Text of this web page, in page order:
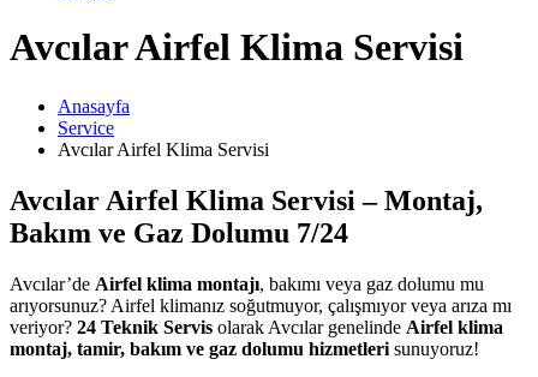
Avcılar Airfel Klima Servisi
Anasayfa
Service
Avcılar Airfel Klima Servisi
Avcılar Airfel Klima Servisi – Montaj,
Bakım ve Gaz Dolumu 7/24
Avcılar’de Airfel klima montajı, bakımı veya gaz dolumu mu
arıyorsunuz? Airfel klimanız soğutmuyor, çalışmıyor veya arıza mı
veriyor? 24 Teknik Servis olarak Avcılar genelinde Airfel klima
montaj, tamir, bakım ve gaz dolumu hizmetleri sunuyoruz!